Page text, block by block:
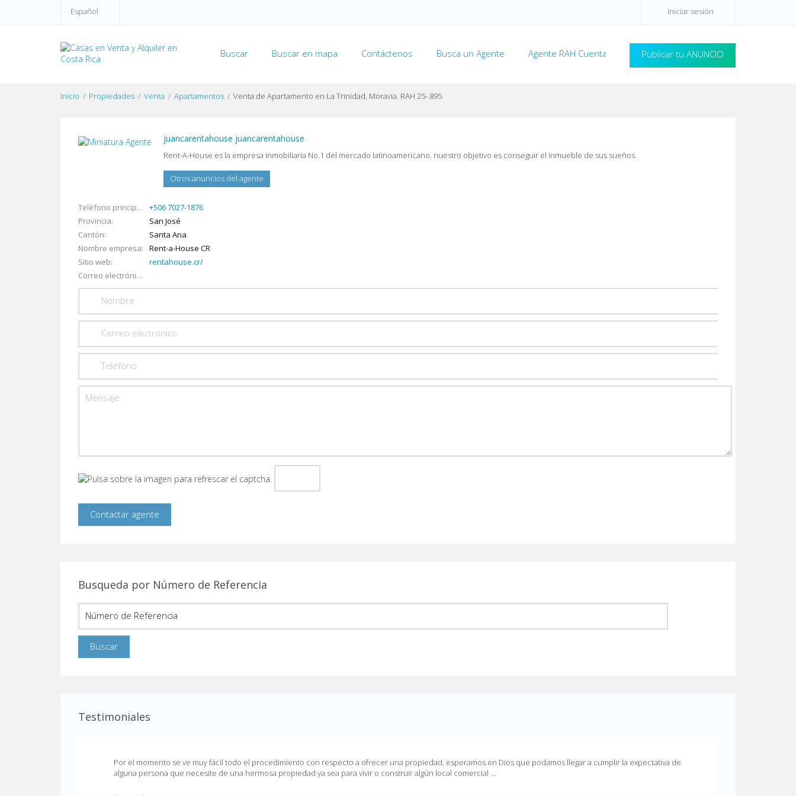
Español Iniciar sesión
Publicar tu ANUNCIO
Buscar Buscar en mapa Contáctenos Busca un Agente Agente RAH Cuentas
Inicio Propiedades Venta Apartamentos Venta de Apartamento en La Trinidad, Moravia. RAH 25- 895
juancarentahouse juancarentahouse
Rent-A-House es la empresa inmobiliaria No.1 del mercado latinoamericano, nuestro objetivo es conseguir el inmueble de sus sueños.
Otros anuncios del agente
Teléfono principal
+506 7027-1876
Provincia
San José
Cantón
Santa Ana
Nombre empresa
Rent-a-House CR
Sitio web
rentahouse.cr/
Correo electrónico
Busqueda por Número de Referencia
Testimoniales
Por el momento se ve muy fácil todo el procedimiento con respecto a ofrecer una propiedad, esperamos en Dios que podamos llegar a cumplir la expectativa de
alguna persona que necesite de una hermosa propiedad ya sea para vivir o construir algún local comercial …
Venta
de
Apartamento
en
Moravia.